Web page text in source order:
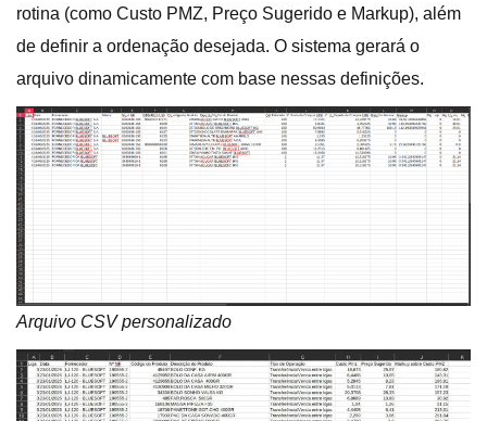
rotina (como Custo PMZ, Preço Sugerido e Markup), além
de definir a ordenação desejada. O sistema gerará o
arquivo dinamicamente com base nessas definições.
Arquivo CSV personalizado